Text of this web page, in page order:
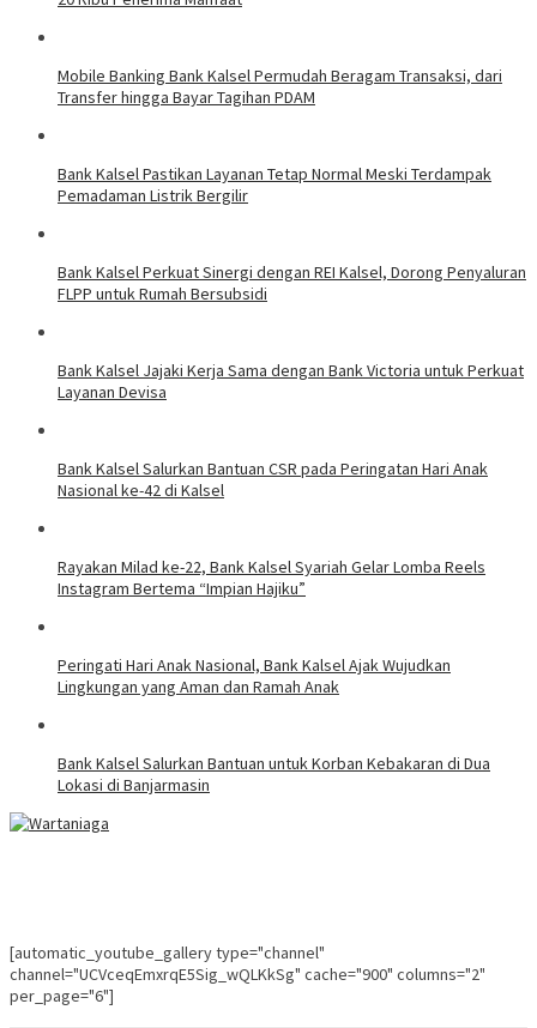
Mobile Banking Bank Kalsel Permudah Beragam Transaksi, dari
Transfer hingga Bayar Tagihan PDAM
Bank Kalsel Pastikan Layanan Tetap Normal Meski Terdampak
Pemadaman Listrik Bergilir
Bank Kalsel Perkuat Sinergi dengan REI Kalsel, Dorong Penyaluran
FLPP untuk Rumah Bersubsidi
Bank Kalsel Jajaki Kerja Sama dengan Bank Victoria untuk Perkuat
Layanan Devisa
Bank Kalsel Salurkan Bantuan CSR pada Peringatan Hari Anak
Nasional ke-42 di Kalsel
Rayakan Milad ke-22, Bank Kalsel Syariah Gelar Lomba Reels
Instagram Bertema “Impian Hajiku”
Peringati Hari Anak Nasional, Bank Kalsel Ajak Wujudkan
Lingkungan yang Aman dan Ramah Anak
Bank Kalsel Salurkan Bantuan untuk Korban Kebakaran di Dua
Lokasi di Banjarmasin
[automatic_youtube_gallery type="channel"
channel="UCVceqEmxrqE5Sig_wQLKkSg" cache="900" columns="2"
per_page="6"]